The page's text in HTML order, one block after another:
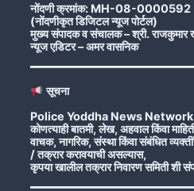
नोंदणी क्रमांक: MH-08-0000592
(नोंदणीकृत डिजिटल न्यूज पोर्टल)
मुख्य संपादक व संचालक – श्री. राजकुमार
न्यूज एडिटर – अमर वासनिक
सूचना
Police Yoddha News Network
कोणत्याही बातमी, लेख, अहवाल किंवा
वाचक, नागरिक, संस्था किंवा संबंधित
/ तक्रार करावयाची असल्यास,
कृपया खालील तक्रार निवारण समिती शी